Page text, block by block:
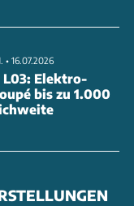
• 16.07.2026
L03: Elektro-
bis zu 1.000